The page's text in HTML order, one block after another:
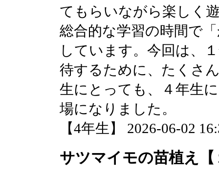
てもらいながら楽しく
総合的な学習の時間で
しています。今回は、
待するために、たくさ
生にとっても、４年生
場になりました。
【4年生】 2026-06-02
サツマイモの苗植え【